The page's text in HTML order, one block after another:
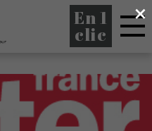
En 1
clic
×